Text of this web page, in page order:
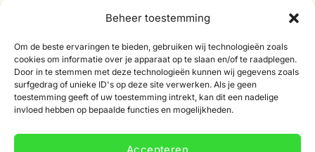
Beheer toestemming
Om de beste ervaringen te bieden, gebruiken wij technologieën zoals
cookies om informatie over je apparaat op te slaan en/of te raadplegen.
Door in te stemmen met deze technologieën kunnen wij gegevens zoals
surfgedrag of unieke ID's op deze site verwerken. Als je geen
toestemming geeft of uw toestemming intrekt, kan dit een nadelige
invloed hebben op bepaalde functies en mogelijkheden.
Abonneer je op onze nieuwsbrief
Schrijf je in voor onze nieuwsbrief en ontvang 10%
korting op je eerste bestelling.
mailadres